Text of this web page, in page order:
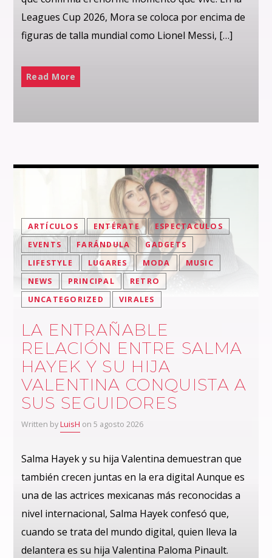
Leagues Cup 2026, Mora se coloca por encima de
figuras de talla mundial como Lionel Messi, […]
Read More
ARTÍCULOS ENTÉRATE
ESPECTACULOS
EVENTS
FARÁNDULA
GADGETS
LIFESTYLE
LUGARES MODA
MUSIC
NEWS
PRINCIPAL
RETRO
UNCATEGORIZED
VIRALES
LA ENTRAÑABLE
RELACIÓN ENTRE SALMA
HAYEK Y SU HIJA
VALENTINA CONQUISTA A
SUS SEGUIDORES
Written byLuisH on 5 agosto 2026
Salma Hayek y su hija Valentina demuestran que
también crecen juntas en la era digital Aunque es
una de las actrices mexicanas más reconocidas a
nivel internacional, Salma Hayek confesó que,
cuando se trata del mundo digital, quien lleva la
delantera es su hija Valentina Paloma Pinault.